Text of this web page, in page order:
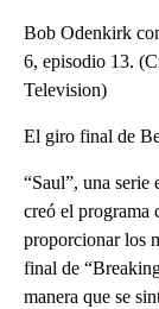
Bob Odenkirk
6, episodio 13.
Television)
El giro final de
“Saul”, una
creó el programa
proporcionar los
final de
manera que se